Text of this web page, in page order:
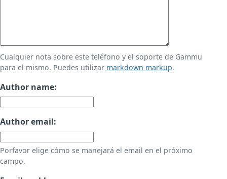
Cualquier nota sobre este teléfono y el soporte de Gammu
para el mismo. Puedes utilizar markdown markup.
Author name:
Author email:
Porfavor elige cómo se manejará el email en el próximo
campo.